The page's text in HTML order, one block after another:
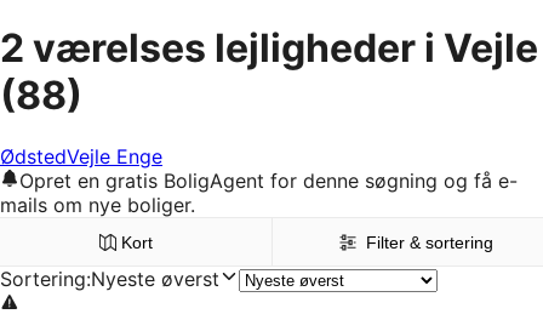
2 værelses lejligheder i Vejle
(88)
ØdstedVejle Enge
Opret en gratis BoligAgent for denne søgning og få e-
mails om nye boliger.
Kort Filter & sortering
Sortering:Nyeste øverst